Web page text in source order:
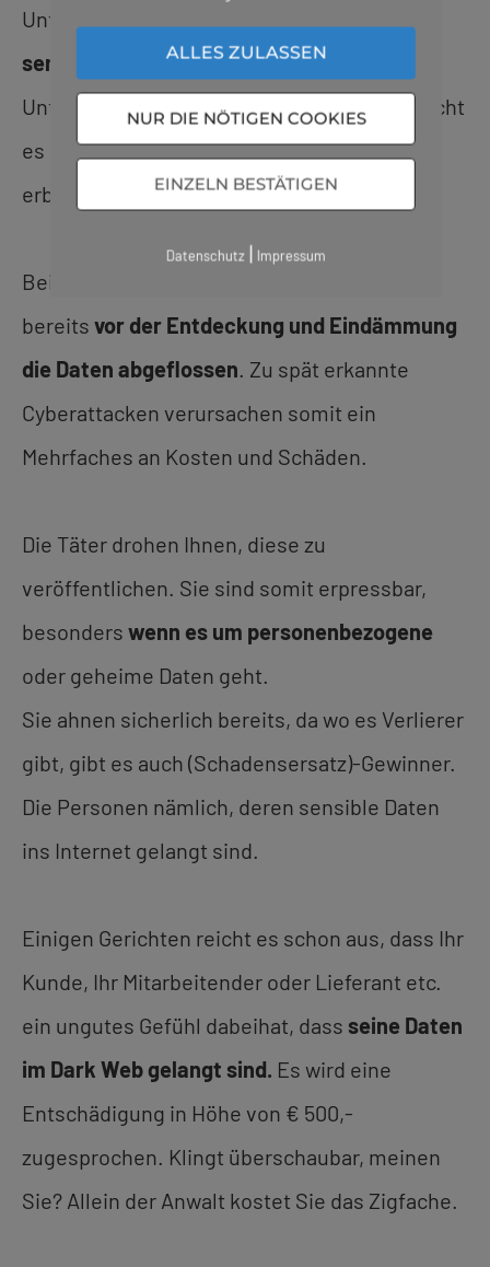
Unternehmen speichern immer mehr dieser
sensiblen Datenund tauschen diese über
Unternehmensgrenzen hinweg aus. Das macht
es den Angreifern noch leichter, diese zu
erbeuten.
Bei jeder Cyberattacke sind in der Regel
bereits vor der Entdeckung und Eindämmung
die Daten abgeflossen. Zu spät erkannte
Cyberattacken verursachen somit ein
Mehrfaches an Kosten und Schäden.
Die Täter drohen Ihnen, diese zu
veröffentlichen. Sie sind somit erpressbar,
besonders wenn es um personenbezogene
oder geheime Daten geht.
Sie ahnen sicherlich bereits, da wo es Verlierer
gibt, gibt es auch (Schadensersatz)-Gewinner.
Die Personen nämlich, deren sensible Daten
ins Internet gelangt sind.
Einigen Gerichten reicht es schon aus, dass Ihr
Kunde, Ihr Mitarbeitender oder Lieferant etc.
ein ungutes Gefühl dabeihat, dass seine Daten
im Dark Web gelangt sind. Es wird eine
Entschädigung in Höhe von € 500,-
zugesprochen. Klingt überschaubar, meinen
Sie? Allein der Anwalt kostet Sie das Zigfache.
ALLES ZULASSEN
NUR DIE NÖTIGEN COOKIES
EINZELN BESTÄTIGEN
Datenschutz | Impressum